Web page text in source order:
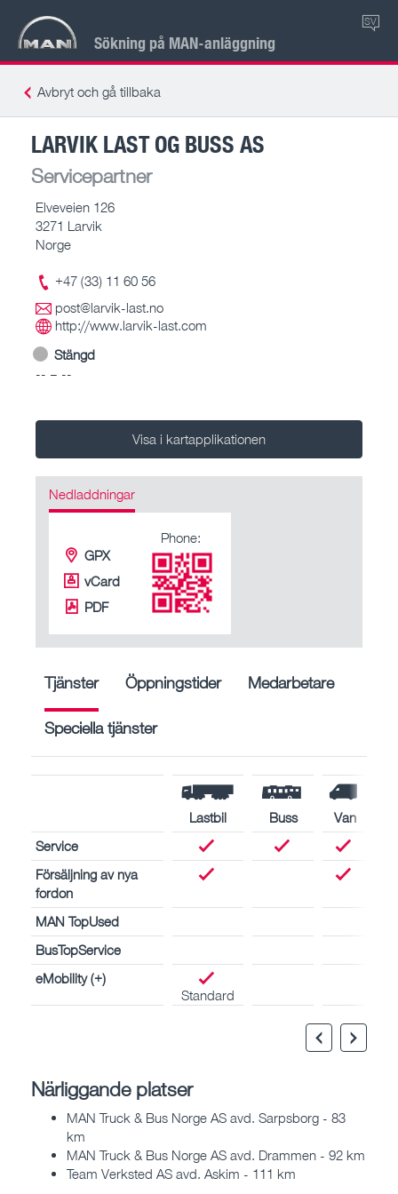
Sökning på MAN-anläggning
SV
Avbryt och gå tillbaka
LARVIK LAST OG BUSS AS
Servicepartner
Elveveien 126
3271 Larvik
Norge
+47 (33) 11 60 56
post@larvik-last.no
http://www.larvik-last.com
Stängd
-- – --
Visa i kartapplikationen
Nedladdningar
GPX
vCard
PDF
Phone:
Tjänster Öppningstider Medarbetare
Speciella tjänster
Lastbil Buss
Van
Service
Försäljning av nya
fordon
MAN TopUsed
BusTopService
eMobility (+)
Standard
Närliggande platser
MAN Truck & Bus Norge AS avd. Sarpsborg - 83
km
MAN Truck & Bus Norge AS avd. Drammen - 92 km
Team Verksted AS avd. Askim - 111 km